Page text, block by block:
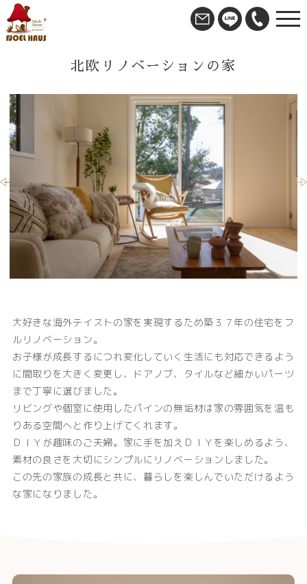
北欧リノベーションの家
大好きな海外テイストの家を実現するため築３７年の住宅をフ
ルリノベーション。
お子様が成長するにつれ変化していく生活にも対応できるよう
に間取りを大きく変更し、ドアノブ、タイルなど細かいパーツ
まで丁寧に選びました。
リビングや個室に使用したパインの無垢材は家の雰囲気を温も
りある空間へと作り上げてくれます。
ＤＩＹが趣味のご夫婦。家に手を加えＤＩＹを楽しめるよう、
素材の良さを大切にシンプルにリノベーションしました。
この先の家族の成長と共に、暮らしを楽しんでいただけるよう
な家になりました。